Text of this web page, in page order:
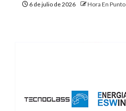
6 de julio de 2026 Hora En Punto